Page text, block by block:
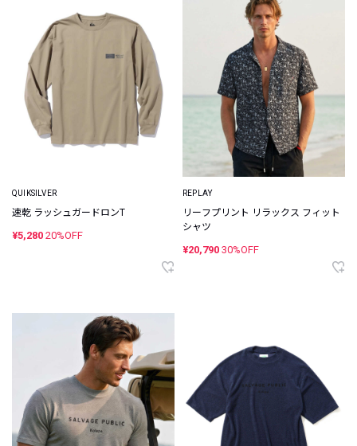
QUIKSILVER
速乾 ラッシュガードロンT
¥5,280 20%OFF
REPLAY
リーフプリント リラックス フィット
シャツ
¥20,790 30%OFF